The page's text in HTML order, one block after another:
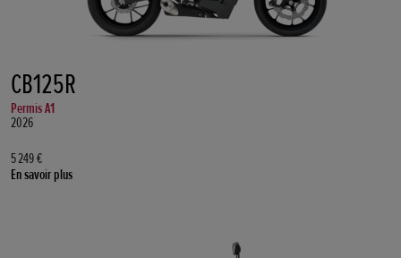
CB125R
Permis A1
2026
5 249 €
En savoir plus